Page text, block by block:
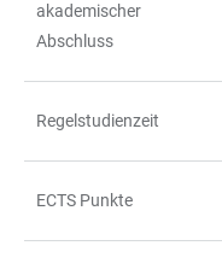
akademischer
Abschluss
Regelstudienzeit
ECTS Punkte